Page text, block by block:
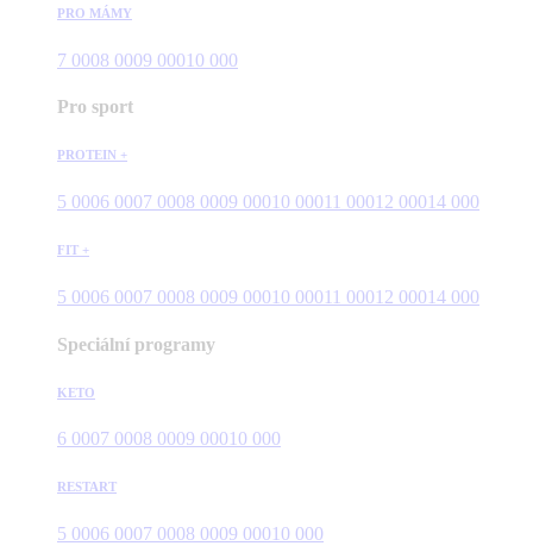
PRO MÁMY
7 0008 0009 00010 000
Pro sport
PROTEIN +
5 0006 0007 0008 0009 00010 00011 00012 00014 000
FIT +
5 0006 0007 0008 0009 00010 00011 00012 00014 000
Speciální programy
KETO
6 0007 0008 0009 00010 000
RESTART
5 0006 0007 0008 0009 00010 000